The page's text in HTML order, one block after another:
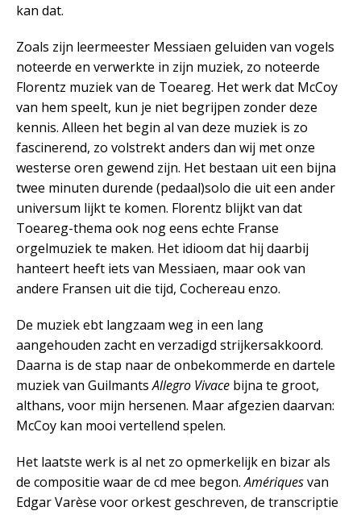
kan dat.
Zoals zijn leermeester Messiaen geluiden van vogels
noteerde en verwerkte in zijn muziek, zo noteerde
Florentz muziek van de Toeareg. Het werk dat McCoy
van hem speelt, kun je niet begrijpen zonder deze
kennis. Alleen het begin al van deze muziek is zo
fascinerend, zo volstrekt anders dan wij met onze
westerse oren gewend zijn. Het bestaan uit een bijna
twee minuten durende (pedaal)solo die uit een ander
universum lijkt te komen. Florentz blijkt van dat
Toeareg-thema ook nog eens echte Franse
orgelmuziek te maken. Het idioom dat hij daarbij
hanteert heeft iets van Messiaen, maar ook van
andere Fransen uit die tijd, Cochereau enzo.
De muziek ebt langzaam weg in een lang
aangehouden zacht en verzadigd strijkersakkoord.
Daarna is de stap naar de onbekommerde en dartele
muziek van GuilmantsAllegro Vivace bijna te groot,
althans, voor mijn hersenen. Maar afgezien daarvan:
McCoy kan mooi vertellend spelen.
Het laatste werk is al net zo opmerkelijk en bizar als
de compositie waar de cd mee begon.Amériquesvan
Edgar Varèse voor orkest geschreven, de transcriptie